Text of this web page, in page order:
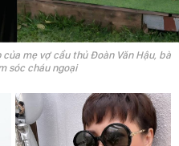
mẹ vợ cầu thủ Đoàn Văn Hậu, bà
sóc cháu ngoại